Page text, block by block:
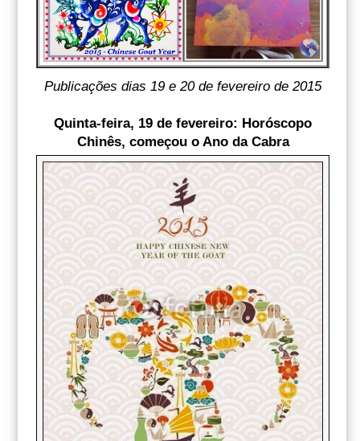
Publicações dias 19 e 20 de fevereiro de 2015
Quinta-feira, 19 de fevereiro: Horóscopo
Chinês, começou o Ano da Cabra